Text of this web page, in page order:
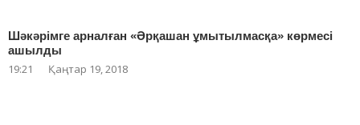
Шәкәрімге арналған «Әрқашан ұмытылмасқа» көрмесі
ашылды
19:21 Қаңтар 19, 2018